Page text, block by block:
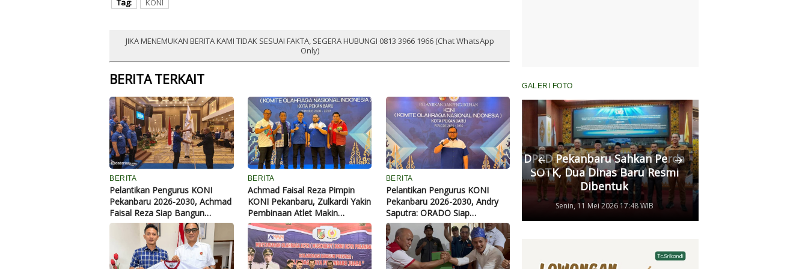
Tag: KONI
JIKA MENEMUKAN BERITA KAMI TIDAK SESUAI FAKTA, SEGERA HUBUNGI 0813 3966 1966 (Chat WhatsApp
Only)
BERITA TERKAIT
BERITA
Pelantikan Pengurus KONI
Pekanbaru 2026-2030, Achmad
Faisal Reza Siap Bangun
Prestasi dan Hidupkan Kembali
BERITA
Achmad Faisal Reza Pimpin
KONI Pekanbaru, Zulkardi Yakin
Pembinaan Atlet Makin
Berkualitas
BERITA
Pelantikan Pengurus KONI
Pekanbaru 2026-2030, Andry
Saputra: ORADO Siap
Bersinergi Cetak Atlet
Berprestasi
GALERI FOTO
Komisi III DPRD Pekanbaru
Fasilitasi Mediasi Dugaan
Kekerasan Murid di SDN 181,
Kedua Pihak Mulai Sepakat
Damai
Senin, 11 Mei 2026 17:53 WIB
DPRD Pekanbaru Sahkan Perda
SOTK, Dua Dinas Baru Resmi
Dibentuk
Senin, 11 Mei 2026 17:48 WIB